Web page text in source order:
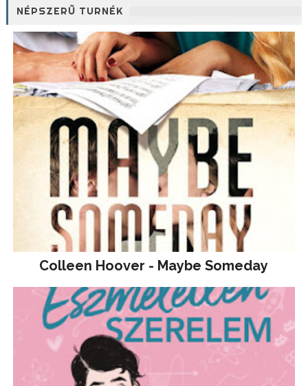
NÉPSZERŰ TURNÉK
Colleen Hoover - Maybe Someday